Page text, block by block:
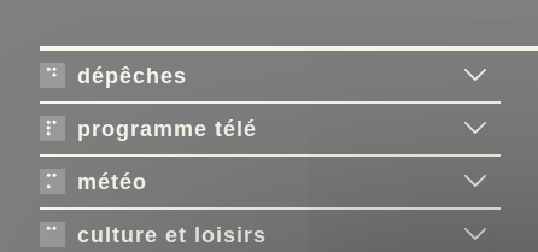
dépêches
programme télé
météo
culture et loisirs